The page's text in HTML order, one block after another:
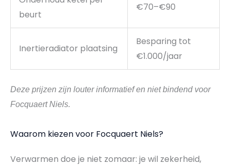
beurt
€70–€90
Inertieradiator plaatsing
Besparing tot
€1.000/jaar
Deze prijzen zijn louter informatief en niet bindend voor
Focquaert Niels.
Waarom kiezen voor Focquaert Niels?
Verwarmen doe je niet zomaar: je wil zekerheid,